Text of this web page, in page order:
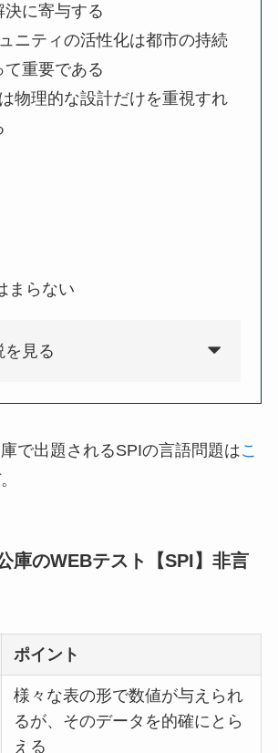
に寄与する
ニティの活性化は都市の持続
重要である
物理的な設計だけを重視すれ
まらない
を見る
で出題されるSPIの言語問題はこ
庫のWEBテスト【SPI】非言
ポイント
様々な表の形で数値が与えられ
るが、そのデータを的確にとら
える